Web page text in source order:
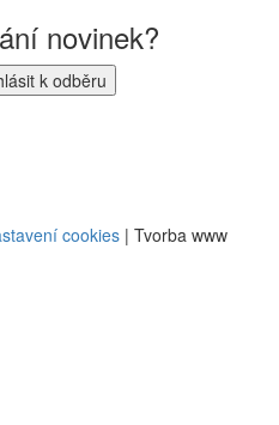
novinek?
cookies | Tvorba www